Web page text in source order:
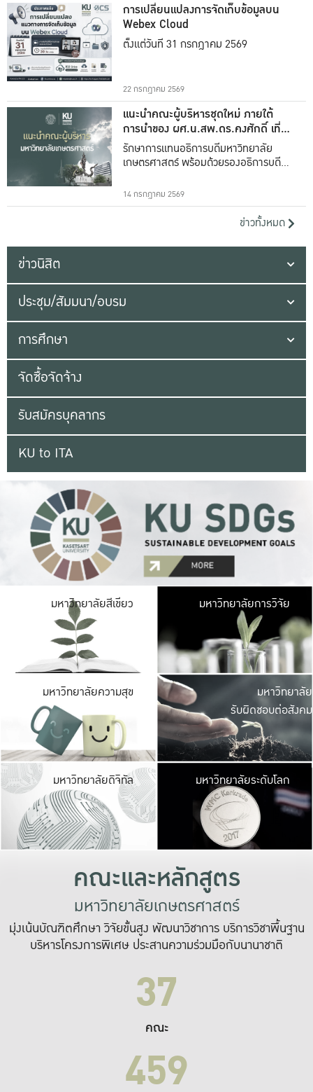
การเปลี่ยนแปลงการจัดเก็บข้อมูลบน
Webex Cloud
ตั้งแต่วันที่ 31 กรกฎาคม 2569
22 กรกฎาคม 2569
แนะนำคณะผู้บริหารชุดใหม่ ภายใต้
การนำของ ผศ.น.สพ.ดร.คงศักดิ์ เที่ยง
ธรรม
รักษาการแทนอธิการบดีมหาวิทยาลัย
เกษตรศาสตร์ พร้อมด้วยรองอธิการบดีทั้ง
14 กรกฎาคม 2569
ข่าวทั้งหมด
ข่าวนิสิต
ประชุม/สัมมนา/อบรม
การศึกษา
จัดซื้อจัดจ้าง
รับสมัครบุคลากร
KU to ITA
มหาวิทยาลัยสีเขียว มหาวิ
มีพื้นที่เขียวสดใส
เป็นป่าในเมือง เกษต
มหาวิทยาลัยการวิจัย
มหาวิทยาลัยความสุข มหาวิ
ค
เปิดประ
และพบเรื่องราวใ
มหาวิทยาลัย
รับผิดชอบต่อสังคม
มหาวิทยาลัยดิจิทัล มหาวิ
เปลี่ยนแปลง แล
เพื่อทำง
ระบบสารสนเทศ
มหาวิทยาลัยระดับโลก
คณะและหลักสูตร
มหาวิทยาลัยเกษตรศาสตร์
มุ่งเน้นบัณฑิตศึกษา วิจัยขั้นสูง พัฒนาวิชาการ บริการวิชาพื้นฐาน
บริหารโครงการพิเศษ ประสานความร่วมมือกับนานาชาติ
37
คณะ
459